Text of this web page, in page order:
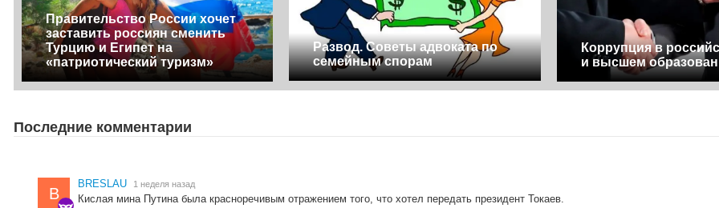
Правительство России хочет
заставить россиян сменить
Турцию и Египет на
«патриотический туризм»
Развод. Советы адвоката по
семейным спорам
Коррупция в
и высшем
Последние комментарии
B
BRESLAU 1 неделя назад
Кислая мина Путина была красноречивым отражением того, что хотел передать президент Токаев.